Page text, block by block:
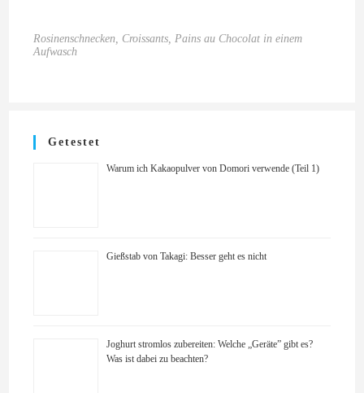
Rosinenschnecken, Croissants, Pains au Chocolat in einem
Aufwasch
Getestet
Warum ich Kakaopulver von Domori verwende (Teil 1)
Gießstab von Takagi: Besser geht es nicht
Joghurt stromlos zubereiten: Welche „Geräte” gibt es?
Was ist dabei zu beachten?